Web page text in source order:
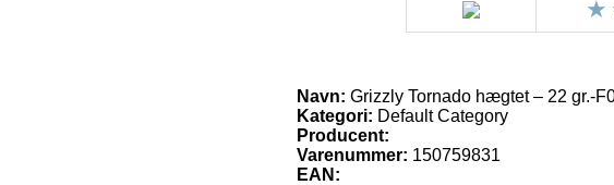
Navn: Grizzly Tornado hægtet – 22 gr.-
Kategori: Default Category
Producent:
Varenummer: 150759831
EAN: